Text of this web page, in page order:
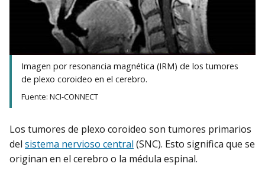
Imagen por resonancia magnética (IRM) de los tumores
de plexo coroideo en el cerebro.
Fuente: NCI-CONNECT
Los tumores de plexo coroideo son tumores primarios
del sistema nervioso central(SNC). Esto significa que se
originan en el cerebro o la médula espinal.